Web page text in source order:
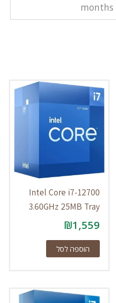
Intel Core i7-12700
3.60GHz 25MB Tray
₪1,559
הוספה לסל